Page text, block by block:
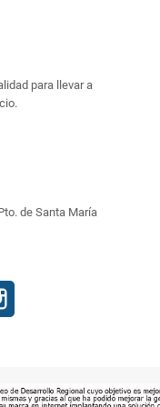
para llevar a
de Santa María